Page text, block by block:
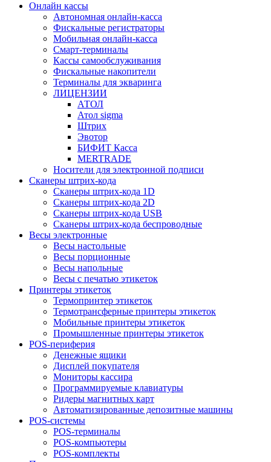
Онлайн кассы
Автономная онлайн-касса
Фискальные регистраторы
Мобильная онлайн-касса
Смарт-терминалы
Кассы самообслуживания
Фискальные накопители
Терминалы для экваринга
ЛИЦЕНЗИИ
АТОЛ
Атол sigma
Штрих
Эвотор
БИФИТ Касса
MERTRADE
Носители для электронной подписи
Сканеры штрих-кода
Сканеры штрих-кода 1D
Сканеры штрих-кода 2D
Сканеры штрих-кода USB
Сканеры штрих-кода беспроводные
Весы электронные
Весы настольные
Весы порционные
Весы напольные
Весы с печатью этикеток
Принтеры этикеток
Термопринтер этикеток
Термотрансферные принтеры этикеток
Мобильные принтеры этикеток
Промышленные принтеры этикеток
POS-периферия
Денежные ящики
Дисплей покупателя
Мониторы кассира
Программируемые клавиатуры
Ридеры магнитных карт
Автоматизированные депозитные машины
POS-системы
POS-терминалы
POS-компьютеры
POS-комплекты